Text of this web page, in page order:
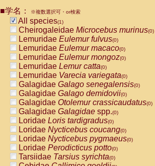
CebidaeCebus nigrivittatus
CebidaeCebus
CebidaeSaimiri boliviensis(0)
CebidaeSaimiri sciureus(0)
AtelidaeAlouatta caraya(0)
AtelidaeAlouatta fusca(0)
AtelidaeAlouatta seniculus
AtelidaeAlouattaspp.(0)
AtelidaeAteles belzebuth(0)
AtelidaeAteles geoffroyi(0)
AtelidaeAteles paniscus(0)
AtelidaeAtelesspp.(0)
Atelidae Lagothrix lagothricha
AtelidaeLagothrix lagothricha cana
PitheciidaeCacajao calvus
PitheciidaeCallicebus cupreus
PitheciidaeCallicebus donacophilus
■学名： ※複数選択可・or検索
All species(1)
Cheirogaleidae Microcebus murinus(0)
Lemuridae Eulemur fulvus(0)
Lemuridae Eulemur macaco(0)
Lemuridae Eulemur mongoz(0)
Lemuridae Lemur catta(0)
Lemuridae Varecia variegata(0)
Galagidae Galago senegalensis(0)
Galagidae Galago demidovii(0)
Galagidae Otolemur crassicaudatus(0)
Galagidae Galagidae spp.(0)
Loridae Loris tardigradus(0)
Loridae Nycticebus coucang(0)
Loridae Nycticebus pygmaeus(0)
Loridae Perodicticus potto(0)
Tarsiidae Tarsius syrichta(0)